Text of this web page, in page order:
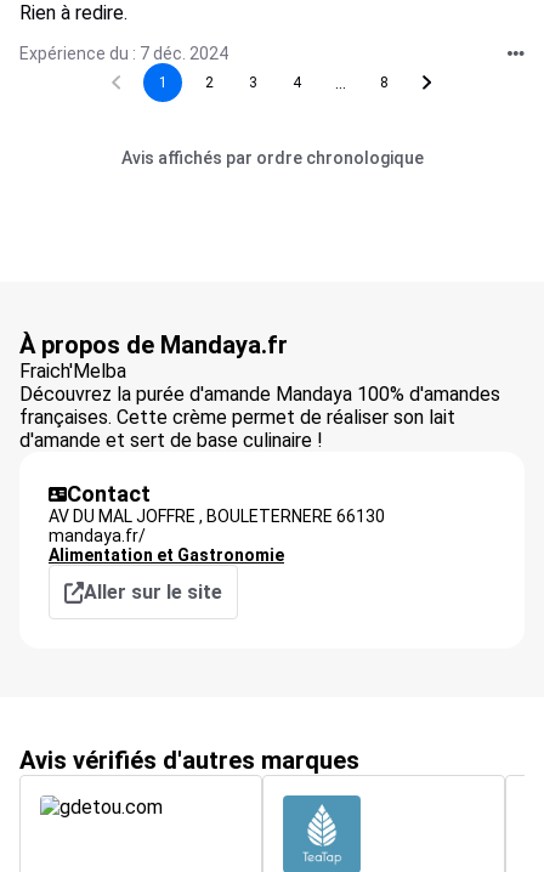
Rien à redire.
Expérience du : 7 déc. 2024
1 2 3 4 8
Avis affichés par ordre chronologique
À propos de Mandaya.fr
Fraich'Melba
Découvrez la purée d'amande Mandaya 100% d'amandes
françaises. Cette crème permet de réaliser son lait
d'amande et sert de base culinaire !
Contact
AV DU MAL JOFFRE , BOULETERNERE 66130
mandaya.fr/
Alimentation et Gastronomie
Aller sur le site
Avis vérifiés d'autres marques